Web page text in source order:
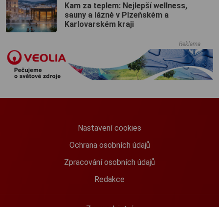
Kam za teplem: Nejlepší wellness,
sauny a lázně v Plzeňském a
Karlovarském kraji
Reklama
Nastavení cookies
Ochrana osobních údajů
Zpracování osobních údajů
Redakce